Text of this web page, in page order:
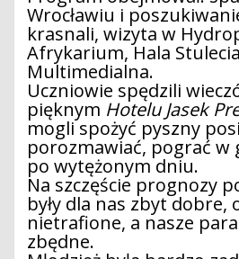
Wrocławiu i
krasnali, wizyta w
Afrykarium, Hala
Multimedialna.
Uczniowie spędzili
pięknym Hotelu Jasek
mogli spożyć pyszny
porozmawiać, pograć w
po wytężonym dniu.
Na szczęście prognozy
były dla nas zbyt dobre,
nietrafione, a nasze
zbędne.